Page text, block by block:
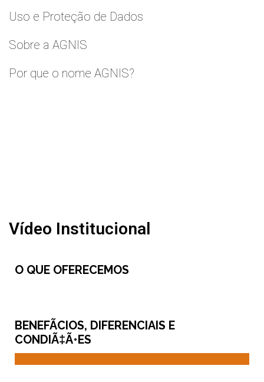
Uso e Proteção de Dados
Sobre a AGNIS
Por que o nome AGNIS?
Vídeo Institucional
O QUE OFERECEMOS
BENEFÃCIOS, DIFERENCIAIS E
CONDIÃ‡Ã•ES